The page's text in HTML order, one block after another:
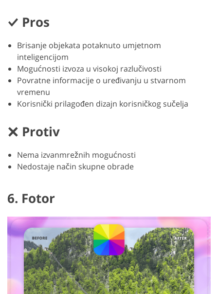
Pros
Brisanje objekata potaknuto umjetnom
inteligencijom
Mogućnosti izvoza u visokoj razlučivosti
Povratne informacije o uređivanju u stvarnom
vremenu
Korisnički prilagođen dizajn korisničkog sučelja
Protiv
Nema izvanmrežnih mogućnosti
Nedostaje način skupne obrade
6. Fotor